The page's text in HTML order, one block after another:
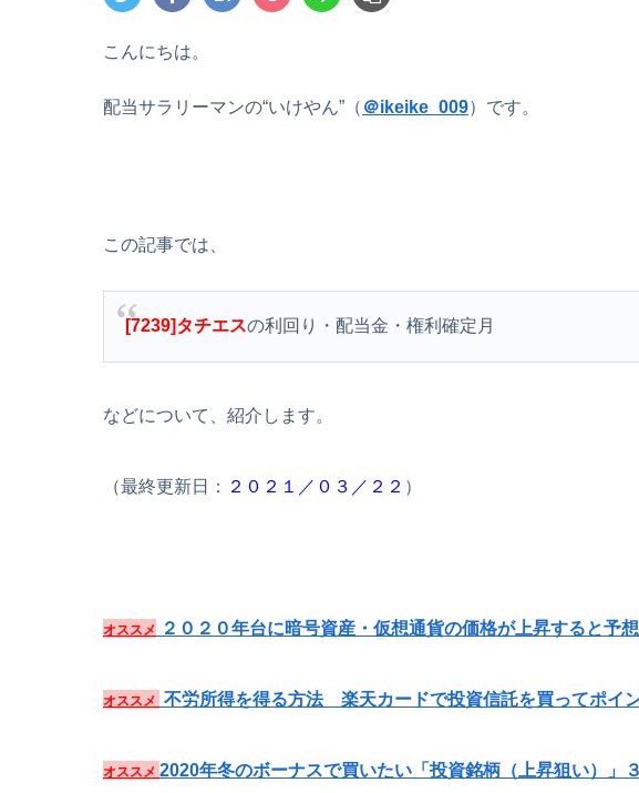
こんにちは。
配当サラリーマンの“いけやん”（ ＠ikeike_009）です。
この記事では、
[7239]タチエスの利回り・配当金・権利確定月
などについて、紹介します。
（最終更新日： ２０２１／０３／２２ ）
オススメ ２０２０年台に暗号資産・仮想通貨の価格が上昇すると予
オススメ 不労所得を得る方法 楽天カードで投資信託を買ってポイ
オススメ 2020年冬のボーナスで買いたい「投資銘柄（上昇狙い）」